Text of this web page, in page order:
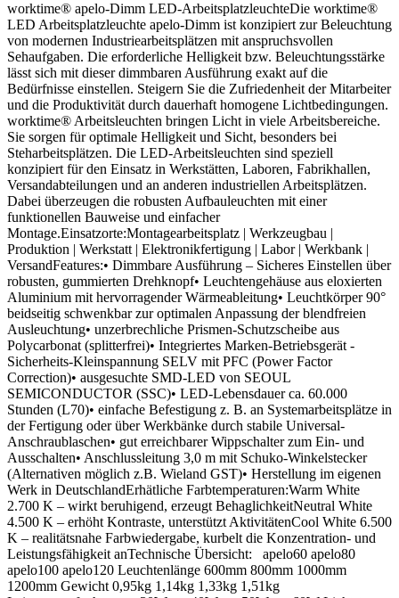
worktime® apelo-Dimm LED-ArbeitsplatzleuchteDie worktime®
LED Arbeitsplatzleuchte apelo-Dimm ist konzipiert zur Beleuchtung
von modernen Industriearbeitsplätzen mit anspruchsvollen
Sehaufgaben. Die erforderliche Helligkeit bzw. Beleuchtungsstärke
lässt sich mit dieser dimmbaren Ausführung exakt auf die
Bedürfnisse einstellen. Steigern Sie die Zufriedenheit der Mitarbeiter
und die Produktivität durch dauerhaft homogene Lichtbedingungen.
worktime® Arbeitsleuchten bringen Licht in viele Arbeitsbereiche.
Sie sorgen für optimale Helligkeit und Sicht, besonders bei
Steharbeitsplätzen. Die LED-Arbeitsleuchten sind speziell
konzipiert für den Einsatz in Werkstätten, Laboren, Fabrikhallen,
Versandabteilungen und an anderen industriellen Arbeitsplätzen.
Dabei überzeugen die robusten Aufbauleuchten mit einer
funktionellen Bauweise und einfacher
Montage.Einsatzorte:Montagearbeitsplatz | Werkzeugbau |
Produktion | Werkstatt | Elektronikfertigung | Labor | Werkbank |
VersandFeatures:• Dimmbare Ausführung – Sicheres Einstellen über
robusten, gummierten Drehknopf• Leuchtengehäuse aus eloxierten
Aluminium mit hervorragender Wärmeableitung• Leuchtkörper 90°
beidseitig schwenkbar zur optimalen Anpassung der blendfreien
Ausleuchtung• unzerbrechliche Prismen-Schutzscheibe aus
Polycarbonat (splitterfrei)• Integriertes Marken-Betriebsgerät -
Sicherheits-Kleinspannung SELV mit PFC (Power Factor
Correction)• ausgesuchte SMD-LED von SEOUL
SEMICONDUCTOR (SSC)• LED-Lebensdauer ca. 60.000
Stunden (L70)• einfache Befestigung z. B. an Systemarbeitsplätze in
der Fertigung oder über Werkbänke durch stabile Universal-
Anschraublaschen• gut erreichbarer Wippschalter zum Ein- und
Ausschalten• Anschlussleitung 3,0 m mit Schuko-Winkelstecker
(Alternativen möglich z.B. Wieland GST)• Herstellung im eigenen
Werk in DeutschlandErhätliche Farbtemperaturen:Warm White
2.700 K – wirkt beruhigend, erzeugt BehaglichkeitNeutral White
4.500 K – erhöht Kontraste, unterstützt AktivitätenCool White 6.500
K – realitätsnahe Farbwiedergabe, kurbelt die Konzentration- und
Leistungsfähigkeit anTechnische Übersicht: apelo60 apelo80
apelo100 apelo120 Leuchtenlänge 600mm 800mm 1000mm
1200mm Gewicht 0,95kg 1,14kg 1,33kg 1,51kg